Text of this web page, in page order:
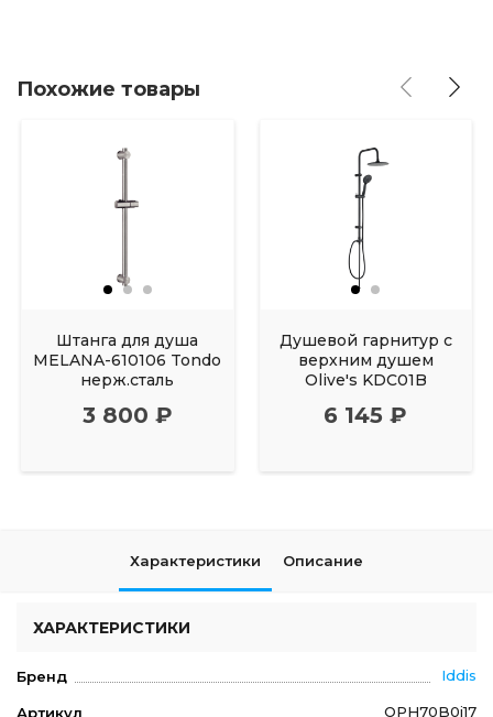
Похожие товары
Штанга для душа
MELANA-610106 Tondo
нерж.сталь
3 800 ₽
Душевой гарнитур с
верхним душем
Olive's KDC01B
6 145 ₽
Характеристики Описание
ХАРАКТЕРИСТИКИ
Бренд Iddis
Артикул OPH70B0i17